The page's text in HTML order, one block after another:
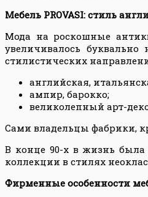
Мебель PROVASI: стиль
Мода на роскошные
увеличивалось
стилистических
английская,
ампир, барокко;
великолепный арт-
Сами владельцы фабрики,
В конце 90-х в жизнь была
коллекции в стилях
Фирменные особенности